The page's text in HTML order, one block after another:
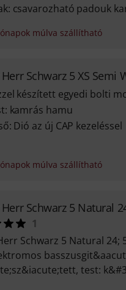
csavarozható padouk
múlva szállítható
Herr Schwarz 5 XS Semi
készített egyedi bolti
kamrás hamu
Dió az új CAP kezeléssel
múlva szállítható
Herr Schwarz 5 Natural
1
Schwarz 5 Natural
test: